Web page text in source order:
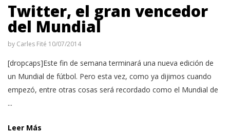
Twitter, el gran vencedor
del Mundial
by Carles Fité 10/07/2014
[dropcaps]Este fin de semana terminará una nueva edición de
un Mundial de fútbol. Pero esta vez, como ya dijimos cuando
empezó, entre otras cosas será recordado como el Mundial de
...
Leer Más